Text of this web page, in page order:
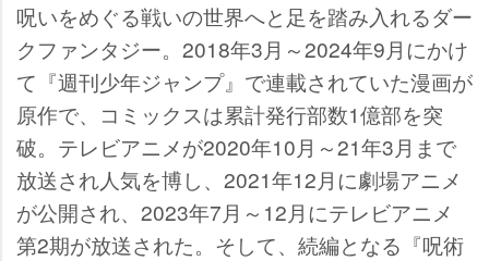
呪いをめぐる戦いの世界へと足を踏み入れるダー
クファンタジー。2018年3月～2024年9月にかけ
て『週刊少年ジャンプ』で連載されていた漫画が
原作で、コミックスは累計発行部数1億部を突
破。テレビアニメが2020年10月～21年3月まで
放送され人気を博し、2021年12月に劇場アニメ
が公開され、2023年7月～12月にテレビアニメ
第2期が放送された。そして、続編となる『呪術